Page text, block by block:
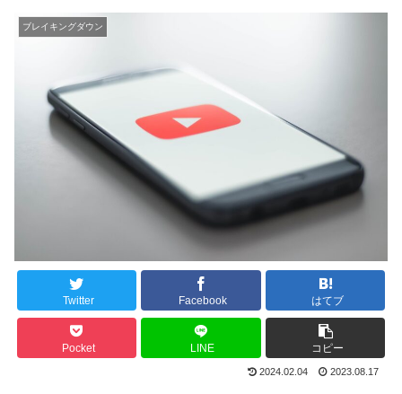
ブレイキングダウン
Twitter Facebook はてブ
Pocket LINE コピー
2024.02.04 2023.08.17